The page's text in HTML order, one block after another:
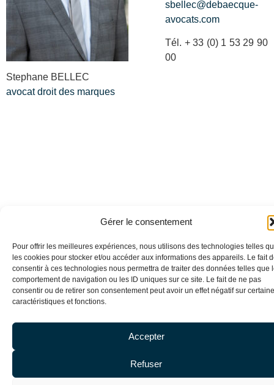
Gérer le consentement
Pour offrir les meilleures expériences, nous utilisons des technologies telles
les cookies pour stocker et/ou accéder aux informations des appareils. Le fait
consentir à ces technologies nous permettra de traiter des données telles que
comportement de navigation ou les ID uniques sur ce site. Le fait de ne pas
consentir ou de retirer son consentement peut avoir un effet négatif sur
caractéristiques et fonctions.
Accepter
Refuser
Stephane BELLEC
avocat droit des marques
sbellec@debaecque-
avocats.com
Tél. + 33 (0) 1 53 29 90
00
BAECQUE BELLEC ©